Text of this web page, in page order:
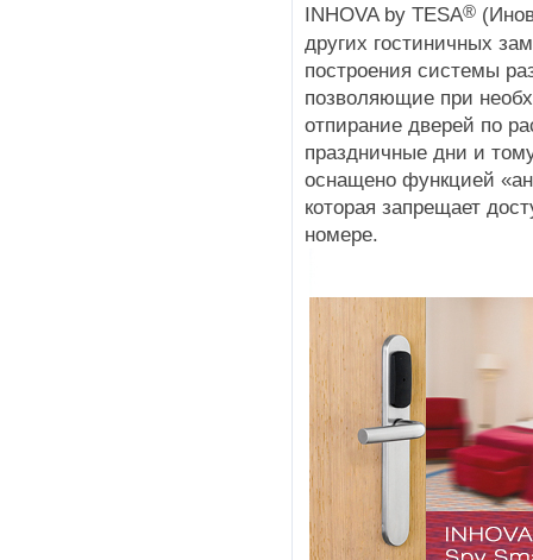
INHOVA by TESA®
других гостиничных
построения системы
позволяющие при
отпирание дверей по
праздничные дни и
оснащено функцией
которая запрещает
номере.